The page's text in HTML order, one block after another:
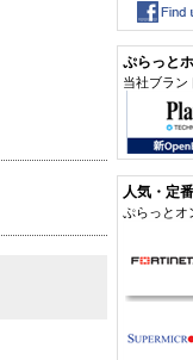
ぷらっと
当社ブラン
人気・定
ぷらっとオ